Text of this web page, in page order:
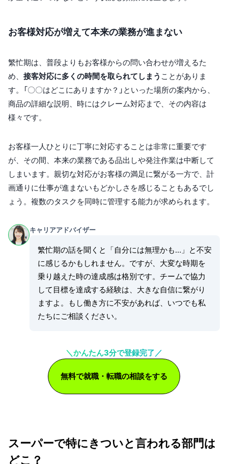
お客様対応が増えて本来の業務が進まない
繁忙期は、普段よりもお客様からの問い合わせが増えるた
め、 接客対応に多くの時間を取られてしまう ことがありま
す。「〇〇はどこにありますか？」といった場所の案内から、
商品の詳細な説明、時にはクレーム対応まで、その内容は
様々です。
お客様一人ひとりに丁寧に対応することは非常に重要です
が、その間、本来の業務である品出しや発注作業は中断して
しまいます。親切な対応がお客様の満足に繋がる一方で、計
画通りに仕事が進まないもどかしさを感じることもあるでし
ょう。複数のタスクを同時に管理する能力が求められます。
キャリアアドバイザー
繁忙期の話を聞くと「自分には無理かも…」と不安
に感じるかもしれません。ですが、大変な時期を
乗り越えた時の達成感は格別です。チームで協力
して目標を達成する経験は、大きな自信に繋がり
ますよ。もし働き方に不安があれば、いつでも私
たちにご相談ください。
＼かんたん3分で登録完了／
無料で就職・転職の相談をする
スーパーで特にきついと言われる部門は
どこ？